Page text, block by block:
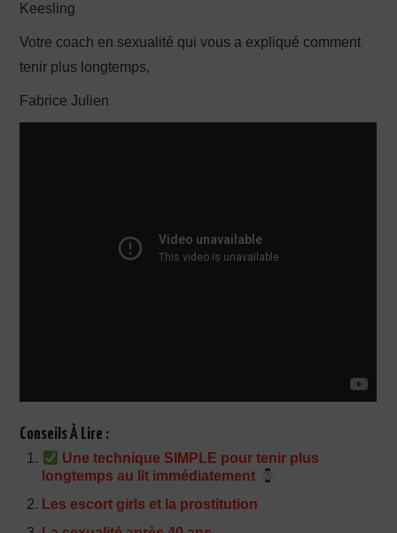
Keesling
Votre coach en sexualité qui vous a expliqué comment
tenir plus longtemps,
Fabrice Julien
Conseils À Lire :
Une technique SIMPLE pour tenir plus
longtemps au lit immédiatement
Les escort girls et la prostitution